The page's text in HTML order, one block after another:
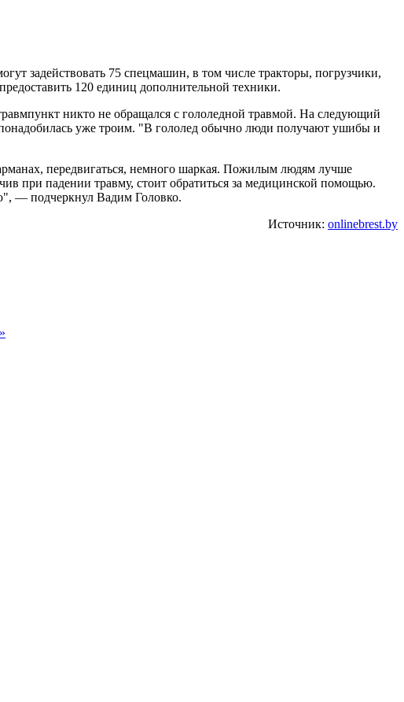
задействовать 75 спецмашин, в том числе тракторы, погрузчики,
120 единиц дополнительной техники.
никто не обращался с гололедной травмой. На следующий
уже троим. "В гололед обычно люди получают ушибы и
передвигаться, немного шаркая. Пожилым людям лучше
при падении травму, стоит обратиться за медицинской помощью.
— подчеркнул Вадим Головко.
Источник: onlinebrest.by